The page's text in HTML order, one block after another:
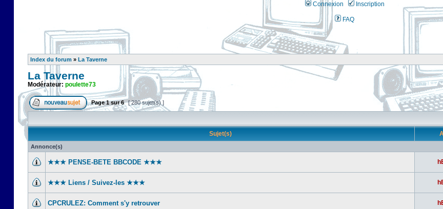
Connexion Inscription
FAQ
Index du forum » La Taverne
La Taverne
Modérateur: poulette73
Page1sur6 [ 280 sujet(s) ]
Sujet(s)
Annonce(s)
★★★ PENSE-BETE BBCODE ★★★
★★★ Liens / Suivez-les ★★★
CPCRULEZ: Comment s'y retrouver‎